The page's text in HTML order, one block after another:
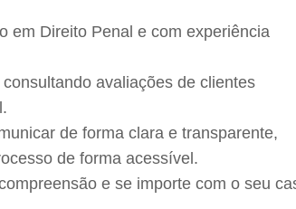
em Direito Penal e com experiência
avaliações de clientes
de forma clara e transparente,
de forma acessível.
e se importe com o seu